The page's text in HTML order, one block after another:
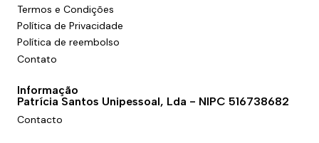
Termos e Condições
Política de Privacidade
Política de reembolso
Contato
Informação
Patrícia Santos Unipessoal, Lda - NIPC 516738682
Contacto